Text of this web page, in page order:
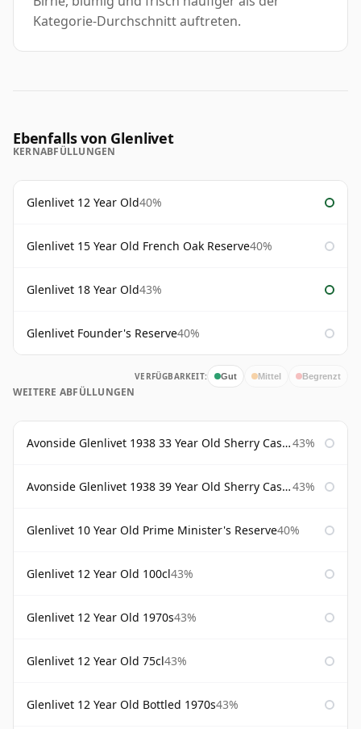
Kategorie-Durchschnitt auftreten.
Ebenfalls von Glenlivet
KERNABFÜLLUNGEN
Glenlivet 12 Year Old40%
Glenlivet 15 Year Old French Oak Reserve40%
Glenlivet 18 Year Old43%
Glenlivet Founder's Reserve40%
VERFÜGBARKEIT: Gut Mittel Begrenzt
WEITERE ABFÜLLUNGEN
Avonside Glenlivet 1938 33 Year Old Sherry Cask Gordon & Macphail 43%
Avonside Glenlivet 1938 39 Year Old Sherry Cask Gordon & Macphail 43%
Glenlivet 10 Year Old Prime Minister's Reserve40%
Glenlivet 12 Year Old 100cl43%
Glenlivet 12 Year Old 1970s43%
Glenlivet 12 Year Old 75cl43%
Glenlivet 12 Year Old Bottled 1970s43%